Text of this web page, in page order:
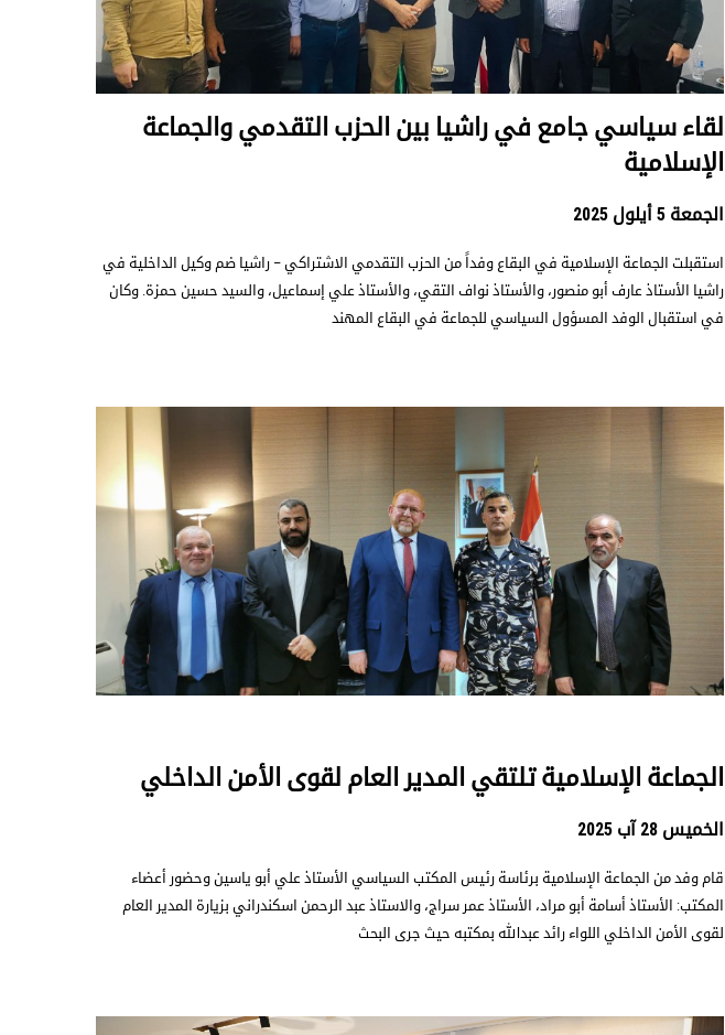
لقاء سياسي جامع في راشيا بين الحزب التقدمي والجماعة
الإسلامية
الجمعة 5 أيلول 2025
استقبلت الجماعة الإسلامية في البقاع وفداً من الحزب التقدمي الاشتراكي – راشيا ضم وكيل الداخلية في
راشيا الأستاذ عارف أبو منصور، والأستاذ نواف التقي، والأستاذ علي إسماعيل، والسيد حسين حمزة. وكان
في استقبال الوفد المسؤول السياسي للجماعة في البقاع المهند
الجماعة الإسلامية تلتقي المدير العام لقوى الأمن الداخلي
الخميس 28 آب 2025
قام وفد من الجماعة الإسلامية برئاسة رئيس المكتب السياسي الأستاذ علي أبو ياسين وحضور أعضاء
المكتب: الأستاذ أسامة أبو مراد، الأستاذ عمر سراج، والاستاذ عبد الرحمن اسكندراني بزيارة المدير العام
لقوى الأمن الداخلي اللواء رائد عبدالله بمكتبه حيث جرى البحث